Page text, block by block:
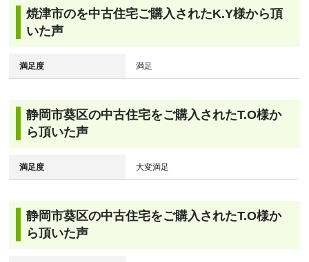
焼津市のを中古住宅ご購入されたK.Y様から頂
いた声
満足度 満足
静岡市葵区の中古住宅をご購入されたT.O様か
ら頂いた声
満足度 大変満足
静岡市葵区の中古住宅をご購入されたT.O様か
ら頂いた声